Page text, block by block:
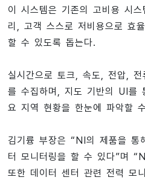
이 시스템은 기존의 고비용 시
리, 고객 스스로 저비용으로 효
할 수 있도록 돕는다.
실시간으로 토크, 속도, 전압,
를 수집하며, 지도 기반의 UI를
요 지역 현황을 한눈에 파악할
김기륭 부장은 “NI의 제품을
터 모니터링을 할 수 있다”며
또한 데이터 센터 관련 전력 모